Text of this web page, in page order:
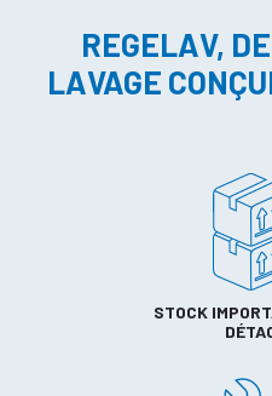
REGELAV,
LAVAGE
STOCK